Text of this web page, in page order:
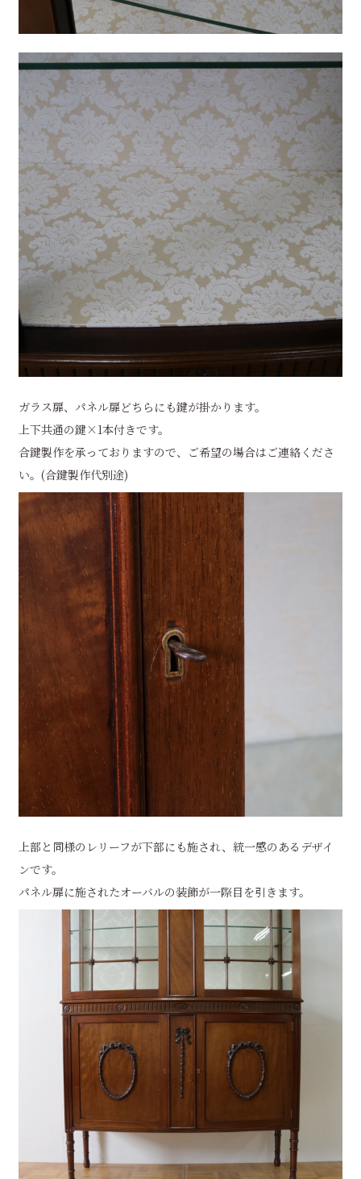
ガラス扉、パネル扉どちらにも鍵が掛かります。
上下共通の鍵×1本付きです。
合鍵製作を承っておりますので、ご希望の場合はご連絡くださ
い。(合鍵製作代別途)
上部と同様のレリーフが下部にも施され、統一感のあるデザイ
ンです。
パネル扉に施されたオーバルの装飾が一際目を引きます。